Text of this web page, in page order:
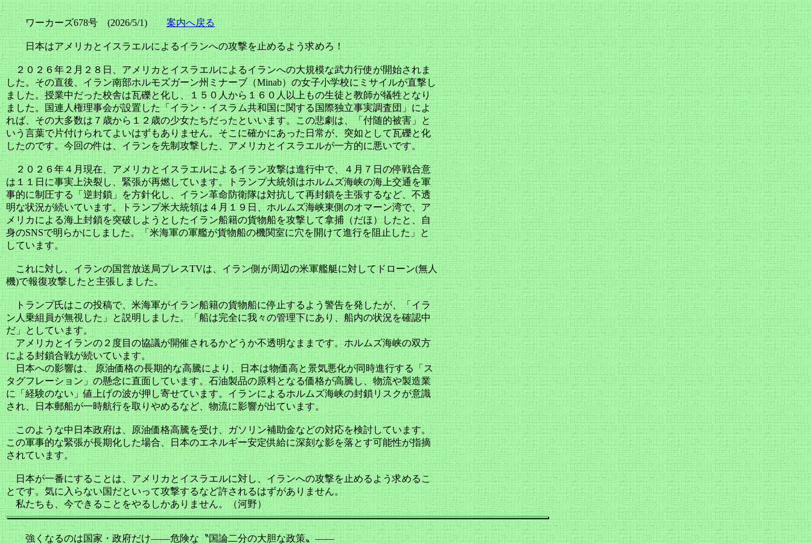
ワーカーズ678号 (2026/5/1) 案内へ戻る
日本はアメリカとイスラエルによるイランへの攻撃を止めるよう求めろ！
２０２６年２月２８日、アメリカとイスラエルによるイランへの大規模な武力行使が開始されま
した。その直後、イラン南部ホルモズガーン州ミナーブ（Minab）の女子小学校にミサイルが直撃し
ました。授業中だった校舎は瓦礫と化し、１５０人から１６０人以上もの生徒と教師が犠牲となり
ました。国連人権理事会が設置した「イラン・イスラム共和国に関する国際独立事実調査団」によ
れば、その大多数は７歳から１２歳の少女たちだったといいます。この悲劇は、「付随的被害」と
いう言葉で片付けられてよいはずもありません。そこに確かにあった日常が、突如として瓦礫と化
したのです。今回の件は、イランを先制攻撃した、アメリカとイスラエルが一方的に悪いです。
２０２６年４月現在、アメリカとイスラエルによるイラン攻撃は進行中で、４月７日の停戦合意
は１１日に事実上決裂し、緊張が再燃しています。トランプ大統領はホルムズ海峡の海上交通を軍
事的に制圧する「逆封鎖」を方針化し、イラン革命防衛隊は対抗して再封鎖を主張するなど、不透
明な状況が続いています。トランプ米大統領は４月１９日、ホルムズ海峡東側のオマーン湾で、ア
メリカによる海上封鎖を突破しようとしたイラン船籍の貨物船を攻撃して拿捕（だほ）したと、自
身のSNSで明らかにしました。「米海軍の軍艦が貨物船の機関室に穴を開けて進行を阻止した」と
しています。
これに対し、イランの国営放送局プレスTVは、イラン側が周辺の米軍艦艇に対してドローン(無人
機)で報復攻撃したと主張しました。
トランプ氏はこの投稿で、米海軍がイラン船籍の貨物船に停止するよう警告を発したが、「イラ
ン人乗組員が無視した」と説明しました。「船は完全に我々の管理下にあり、船内の状況を確認中
だ」としています。
アメリカとイランの２度目の協議が開催されるかどうか不透明なままです。ホルムズ海峡の双方
による封鎖合戦が続いています。
日本への影響は、 原油価格の長期的な高騰により、日本は物価高と景気悪化が同時進行する「ス
タグフレーション」の懸念に直面しています。石油製品の原料となる価格が高騰し、物流や製造業
に「経験のない」値上げの波が押し寄せています。イランによるホルムズ海峡の封鎖リスクが意識
され、日本郵船が一時航行を取りやめるなど、物流に影響が出ています。
このような中日本政府は、原油価格高騰を受け、ガソリン補助金などの対応を検討しています。
この軍事的な緊張が長期化した場合、日本のエネルギー安定供給に深刻な影を落とす可能性が指摘
されています。
日本が一番にすることは、アメリカとイスラエルに対し、イランへの攻撃を止めるよう求めるこ
とです。気に入らない国だといって攻撃するなど許されるはずがありません。
私たちも、今できることをやるしかありません。（河野）
強くなるのは国家・政府だけ――危険な〝国論二分の大胆な政策〟――